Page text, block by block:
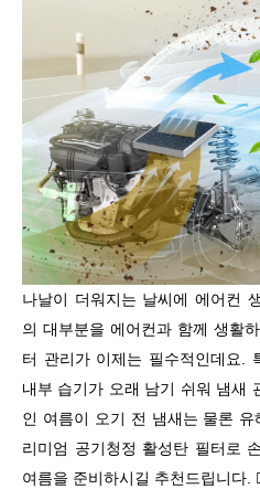
나날이 더워지는 날씨에 에어컨
의 대부분을 에어컨과 함께 생활
터 관리가 이제는 필수적인데요.
내부 습기가 오래 남기 쉬워 냄새
인 여름이 오기 전 냄새는 물론
리미엄 공기청정 활성탄 필터로
여름을 준비하시길 추천드립니다.